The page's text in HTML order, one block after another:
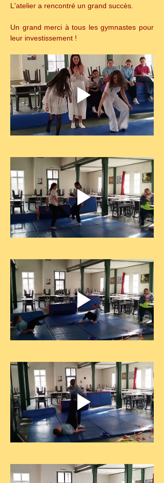
L'atelier a rencontré un grand succès.
Un grand merci à tous les gymnastes pour
leur investissement !